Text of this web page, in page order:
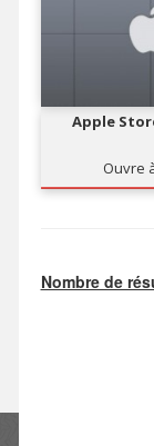
Apple
Ouvre
Nombre de